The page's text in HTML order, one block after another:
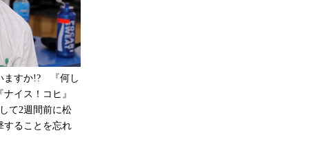
ますか!? 『何し
イス！コヒ』
て2週間前に松
することを忘れ